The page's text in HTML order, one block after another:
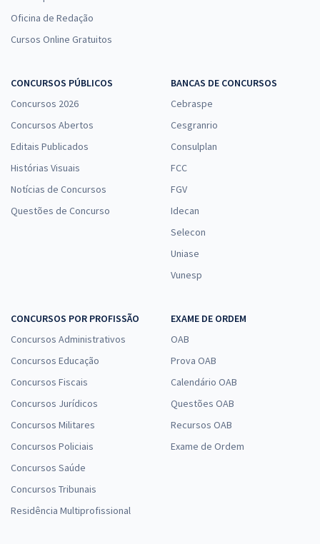
R$ 52,06
Economize R$ 156,18 (-20%)
Comprar
TRF 3ª Região (SP/MS) - Tribunal Regional Federal da 3ª
Região - Conhecimentos Específicos para o Cargo de
Edital)
ou 12x R$ 27,32
Economize R$ 81,96 (-20%)
RECOMENDADO
Comprar
Região - Técnico Judiciário - Área Administrativa
ou 12x
Oficina de Redação
Cursos Online Gratuitos
CONCURSOS PÚBLICOS
Concursos 2026
Concursos Abertos
Editais Publicados
Histórias Visuais
Notícias de Concursos
Questões de Concurso
BANCAS DE CONCURSOS
Cebraspe
Cesgranrio
Consulplan
FCC
FGV
Idecan
Selecon
Uniase
Vunesp
CONCURSOS POR PROFISSÃO
Concursos Administrativos
Concursos Educação
Concursos Fiscais
Concursos Jurídicos
Concursos Militares
Concursos Policiais
Concursos Saúde
Concursos Tribunais
Residência Multiprofissional
EXAME DE ORDEM
OAB
Prova OAB
Calendário OAB
Questões OAB
Recursos OAB
Exame de Ordem